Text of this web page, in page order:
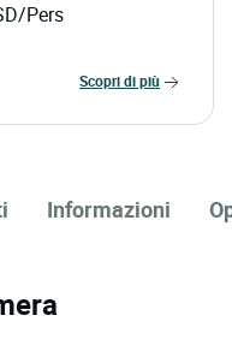
Pers
scopri di più
Informazioni